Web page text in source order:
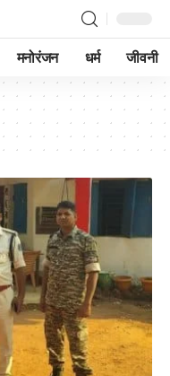
मनोरंजन धर्म जीवनी